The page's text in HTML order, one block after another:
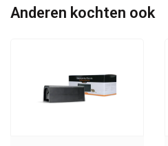
Anderen kochten ook